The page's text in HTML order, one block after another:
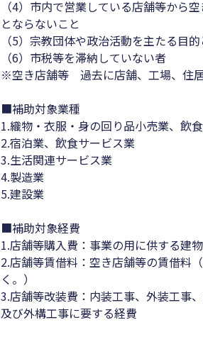
（4）市内で営業している店舗等から
とならないこと
（5）宗教団体や政治活動を主たる目
（6）市税等を滞納していない者
※空き店舗等 過去に店舗、工場、住
■補助対象業種
1.織物・衣服・身の回り品小売業、飲
2.宿泊業、飲食サービス業
3.生活関連サービス業
4.製造業
5.建設業
■補助対象経費
1.店舗等購入費：事業の用に供する建
2.店舗等賃借料：空き店舗等の賃借料
く。）
3.店舗等改装費：内装工事、外装工事
及び外構工事に要する経費